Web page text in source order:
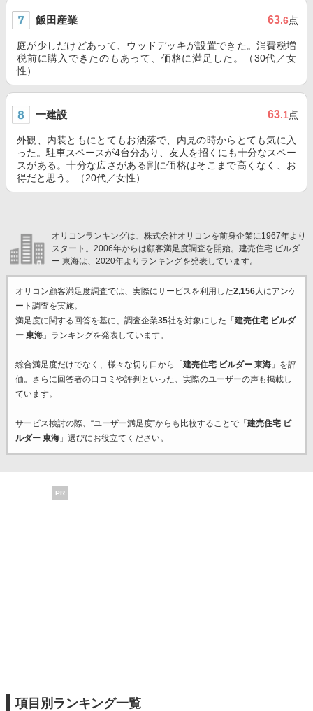
飯田産業 63.6点
庭が少しだけどあって、ウッドデッキが設置できた。消費税増
税前に購入できたのもあって、価格に満足した。（30代／女
性）
一建設 63.1点
外観、内装ともにとてもお洒落で、内見の時からとても気に入
った。駐車スペースが4台分あり、友人を招くにも十分なスペー
スがある。十分な広さがある割に価格はそこまで高くなく、お
得だと思う。（20代／女性）
オリコンランキングは、株式会社オリコンを前身企業に1967年より
スタート。2006年からは顧客満足度調査を開始。建売住宅 ビルダ
ー 東海は、2020年よりランキングを発表しています。
オリコン顧客満足度調査では、実際にサービスを利用した2,156人にアンケ
ート調査を実施。
満足度に関する回答を基に、調査企業35社を対象にした「 建売住宅 ビルダ
ー 東海」ランキングを発表しています。
総合満足度だけでなく、様々な切り口から「 建売住宅 ビルダー 東海」を評
価。さらに回答者の口コミや評判といった、実際のユーザーの声も掲載し
ています。
サービス検討の際、“ユーザー満足度”からも比較することで「 建売住宅 ビ
ルダー 東海」選びにお役立てください。
PR
項目別ランキング一覧